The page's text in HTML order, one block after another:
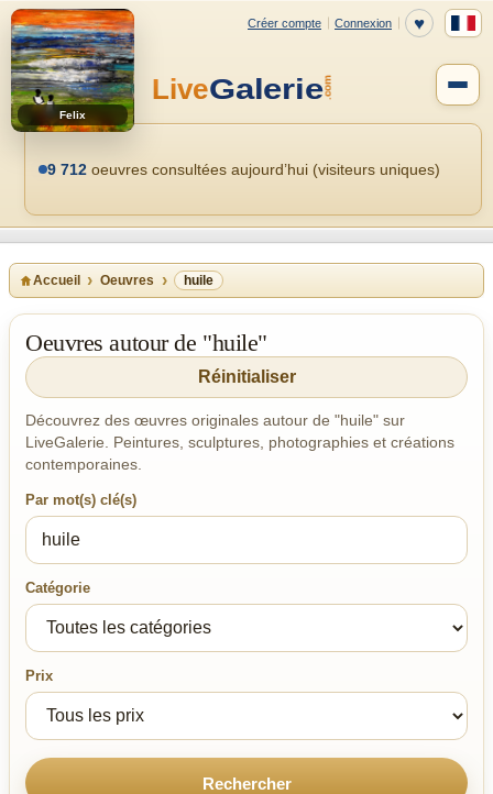
Felix
9 712 oeuvres consultées aujourd’hui (visiteurs uniques)
Accueil Oeuvres huile
Oeuvres autour de "huile"
Réinitialiser
Découvrez des œuvres originales autour de "huile" sur
LiveGalerie. Peintures, sculptures, photographies et créations
contemporaines.
Par mot(s) clé(s)
Catégorie
Prix
Rechercher